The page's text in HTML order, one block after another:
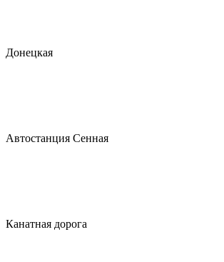
Донецкая
Автостанция Сенная
Канатная дорога